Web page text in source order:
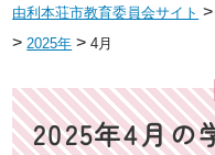
由利本荘市教育委員会サイト >
> 2025年 >4月
2025年4月の